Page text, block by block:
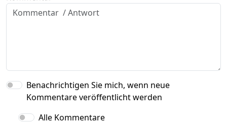
Benachrichtigen Sie mich, wenn neue
Kommentare veröffentlicht werden
Alle Kommentare